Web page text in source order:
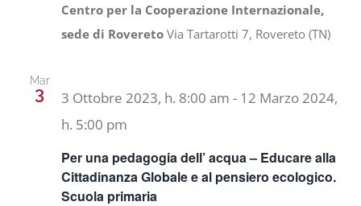
Centro per la Cooperazione Internazionale,
sede di RoveretoVia Tartarotti 7, Rovereto (TN)
Mar
3
Per una pedagogia dell’ acqua – Educare alla
Cittadinanza Globale e al pensiero ecologico.
Scuola primaria
3 Ottobre 2023, h. 8:00 am - 12 Marzo 2024,
h. 5:00 pm